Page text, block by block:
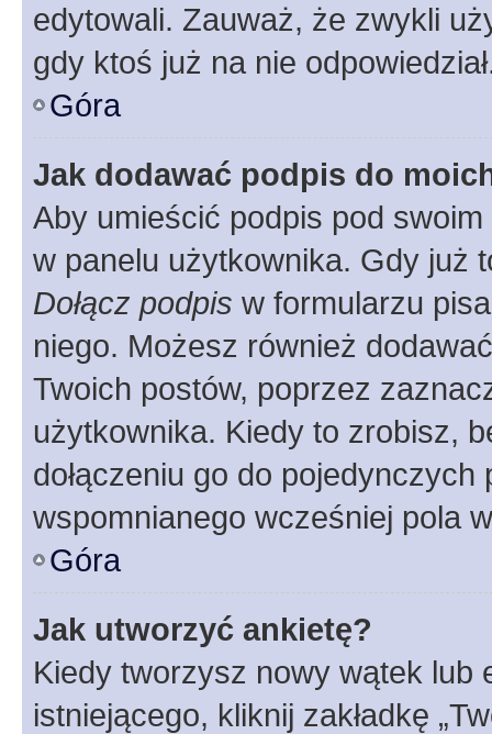
edytowali. Zauważ, że zwykli
gdy ktoś już na nie
Góra
Jak dodawać podpis do
Aby umieścić podpis pod
w panelu użytkownika. Gdy już
Dołącz podpis w formularzu
niego. Możesz również
Twoich postów, poprzez
użytkownika. Kiedy to zrobisz,
dołączeniu go do
wspomnianego wcześniej pola
Góra
Jak utworzyć ankietę?
Kiedy tworzysz nowy wątek lub
istniejącego, kliknij zakładkę